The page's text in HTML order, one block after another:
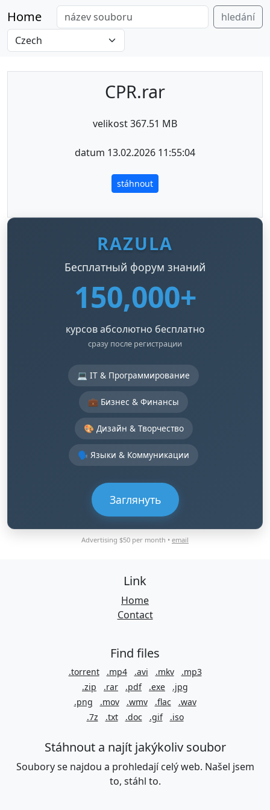
Home hledání
CPR.rar
velikost 367.51 MB
datum 13.02.2026 11:55:04
stáhnout
RAZULA
Бесплатный форум знаний
150,000+
курсов абсолютно бесплатно
сразу после регистрации
💻 IT & Программирование
💼 Бизнес & Финансы
🎨 Дизайн & Творчество
🗣️ Языки & Коммуникации
Заглянуть
Advertising $50 per month • email
Link
Home
Contact
Find files
.torrent .mp4 .avi .mkv
.mp3
.zip
.rar .pdf .exe
.jpg
.png
.mov .wmv .flac
.wav
.7z
.txt .doc .gif .iso
Stáhnout a najít jakýkoliv soubor
Soubory se najdou a prohledají celý web. Našel jsem
to, stáhl to.